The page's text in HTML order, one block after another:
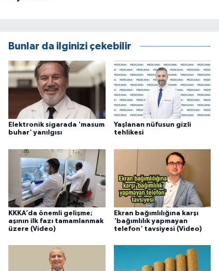
Bunlar da ilginizi çekebilir
Elektronik sigarada 'masum
buhar' yanılgısı
Yaşlanan nüfusun gizli
tehlikesi
KKKA’da önemli gelişme;
aşının ilk fazı tamamlanmak
üzere (Video)
Ekran bağımlılığına karşı
'bağımlılık yapmayan
telefon' tavsiyesi (Video)